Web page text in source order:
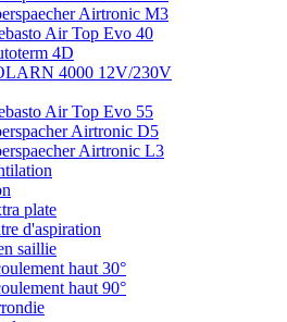
Airtronic M3
Air Top Evo 40
4D
4000 12V/230V
Air Top Evo 55
Airtronic D5
Airtronic L3
plate
d'aspiration
saillie
haut 30°
haut 90°